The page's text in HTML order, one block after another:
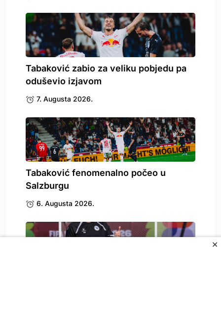
✕
Tabaković zabio za veliku pobjedu pa
oduševio izjavom
7. Augusta 2026.
Tabaković fenomenalno počeo u
Salzburgu
6. Augusta 2026.